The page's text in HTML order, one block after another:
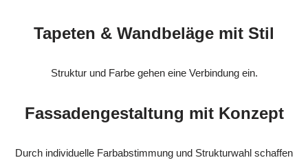
Tapeten & Wandbeläge mit Stil
Struktur und Farbe gehen eine Verbindung ein.
Fassadengestaltung mit Konzept
Durch individuelle Farbabstimmung und Strukturwahl schaffen